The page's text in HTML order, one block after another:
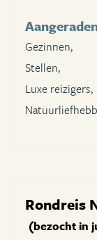
Gezinnen,
Stellen,
Luxe reizigers,
Rondreis
(bezocht in